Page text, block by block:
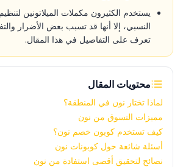
يستخدم الكثيرون مكملات الميلاتونين
النسبي، إلا أنها قد تسبب بعض الأضرار
تعرف على التفاصيل في هذا المقال.
محتويات المقال
لماذا تختار نون في المنطقة؟
مميزات التسوق من نون
كيف تستخدم كوبون خصم نون؟
أسئلة شائعة حول كوبونات نون
نصائح لتحقيق أقصى استفادة من نون